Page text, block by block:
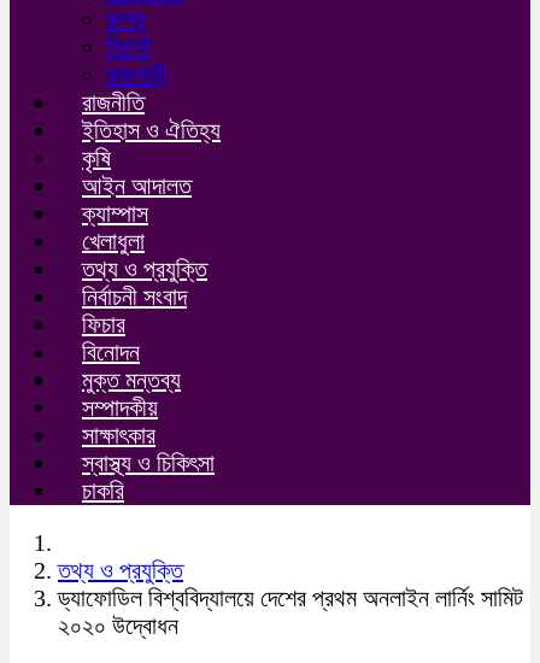
রংপুর
সিলেট
রাজশাহী
রাজনীতি
ইতিহাস ও ঐতিহ্য
কৃষি
আইন আদালত
ক্যাম্পাস
খেলাধুলা
তথ্য ও প্রযুক্তি
নির্বাচনী সংবাদ
ফিচার
বিনোদন
মুক্ত মন্তব্য
সম্পাদকীয়
সাক্ষাৎকার
স্বাস্থ্য ও চিকিৎসা
চাকরি
তথ্য ও প্রযুক্তি
ড্যাফোডিল বিশ্ববিদ্যালয়ে দেশের প্রথম অনলাইন লার্নিং সামিট
২০২০ উদ্বোধন